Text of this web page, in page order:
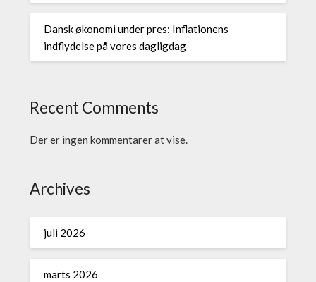
Dansk økonomi under pres: Inflationens
indflydelse på vores dagligdag
Recent Comments
Der er ingen kommentarer at vise.
Archives
juli 2026
marts 2026